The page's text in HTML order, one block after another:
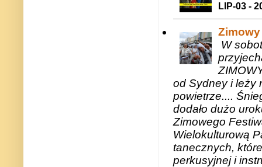
LIP-03 -
W
od Sydney i leży
powietrze....
dodało dużo
Zimowego
Wielokulturową
tanecznych,
perkusyjnej i